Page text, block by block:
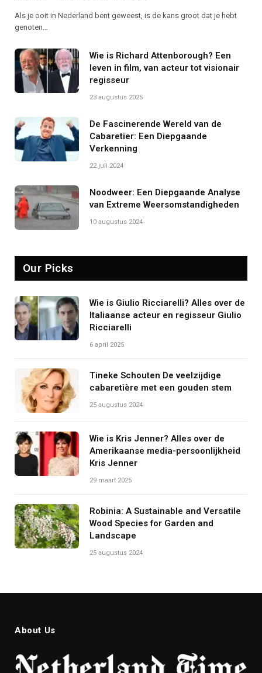
Als je ooit in Nederland bent geweest, is de kans groot dat je hebt
genoten…
Wie is Richard Attenborough? Een
leven in film, van acteur tot visionair
regisseur
23 augustus 2025
De Fascinerende Wereld van de
Cabaretier: Een Diepgaande
Verkenning
22 juli 2024
Noodweer: Een Diepgaande Analyse
van Extreme Weersomstandigheden
10 augustus 2024
Our Picks
Wie is Giulio Ricciarelli? Alles over de
Italiaanse acteur en regisseur Giulio
Ricciarelli
6 april 2025
Tineke Schouten De veelzijdige
cabaretière met een gouden stem
25 augustus 2024
Wie is Kris Jenner? Alles over de
Amerikaanse media-persoonlijkheid
Kris Jenner
29 maart 2025
Robinia: A Sustainable and Versatile
Wood Species for Garden and
Landscape
25 augustus 2024
About Us